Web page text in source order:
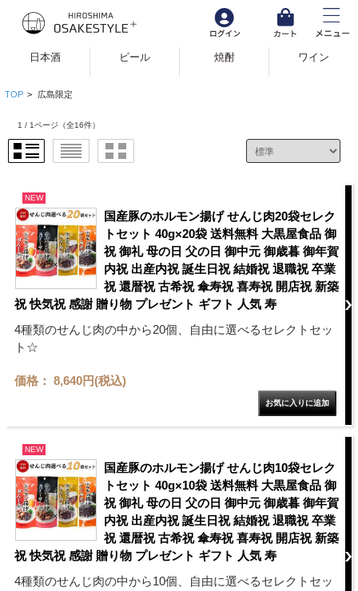
日本酒 ビール 焼酎 ワイン
TOP > 広島限定
1 / 1ページ （全16件）
NEW
国産豚のホルモン揚げ せんじ肉20袋セレク
トセット 40g×20袋 送料無料 大黒屋食品 御
祝 御礼 母の日 父の日 御中元 御歳暮 御年賀
内祝 出産内祝 誕生日祝 結婚祝 退職祝 卒業
祝 還暦祝 古希祝 傘寿祝 喜寿祝 開店祝 新築
祝 快気祝 感謝 贈り物 プレゼント ギフト 人気 寿
4種類のせんじ肉の中から20個、自由に選べるセレクトセッ
ト☆
価格： 8,640円(税込)
NEW
国産豚のホルモン揚げ せんじ肉10袋セレク
トセット 40g×10袋 送料無料 大黒屋食品 御
祝 御礼 母の日 父の日 御中元 御歳暮 御年賀
内祝 出産内祝 誕生日祝 結婚祝 退職祝 卒業
祝 還暦祝 古希祝 傘寿祝 喜寿祝 開店祝 新築
祝 快気祝 感謝 贈り物 プレゼント ギフト 人気 寿
4種類のせんじ肉の中から10個、自由に選べるセレクトセッ